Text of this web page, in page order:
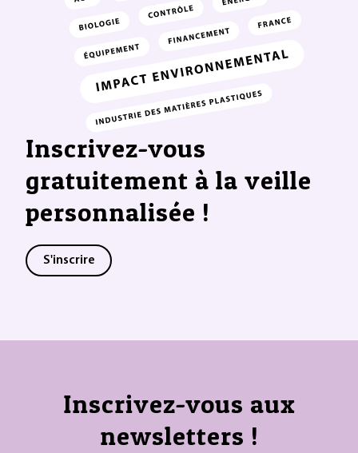
Inscrivez-vous
gratuitement à la veille
personnalisée !
S'inscrire
Inscrivez-vous aux
newsletters !